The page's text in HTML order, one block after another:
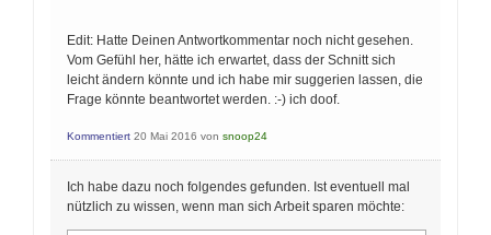
Edit: Hatte Deinen Antwortkommentar noch nicht gesehen.
Vom Gefühl her, hätte ich erwartet, dass der Schnitt sich
leicht ändern könnte und ich habe mir suggerien lassen, die
Frage könnte beantwortet werden. :-) ich doof.
Kommentiert 20 Mai 2016 von snoop24
Ich habe dazu noch folgendes gefunden. Ist eventuell mal
nützlich zu wissen, wenn man sich Arbeit sparen möchte: